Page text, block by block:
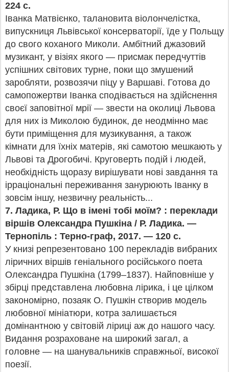
224 c.
Іванка Матвієнко, талановита віолончелістка,
випускниця Львівської консерваторії, їде у Польщу
до свого коханого Миколи. Амбітний джазовий
музикант, у візіях якого — присмак передчуттів
успішних світових турне, поки що змушений
заробляти, розвозячи піцу у Варшаві. Готова до
самопожертви Іванка сподівається на здійснення
своєї заповітної мрії — звести на околиці Львова
для них із Миколою будинок, де неодмінно має
бути приміщення для музикування, а також
кімнати для їхніх матерів, які самотою мешкають у
Львові та Дрогобичі. Круговерть подій і людей,
необхідність щоразу вирішувати нові завдання та
ірраціональні переживання занурюють Іванку в
зовсім іншу, незвичну реальність...
7. Ладика, Р. Що в імені тобі моїм? : переклади
віршів Олександра Пушкіна / Р. Ладика. —
Тернопіль : Терно-граф, 2017. — 120 с.
У книзі репрезентовано 100 перекладів вибраних
ліричних віршів геніального російського поета
Олександра Пушкіна (1799–1837). Найповніше у
збірці представлена любовна лірика, і це цілком
закономірно, позаяк О. Пушкін створив модель
любовної мініатюри, котра залишається
домінантною у світовій ліриці аж до нашого часу.
Видання розраховане на широкий загал, а
головне — на шанувальників справжньої, високої
поезії.